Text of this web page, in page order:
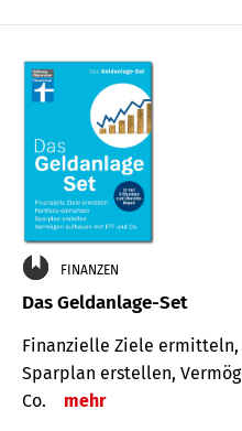
FINANZEN
Das Geldanlage-Set
Finanzielle Ziele
Sparplan erstellen,
Co.
mehr